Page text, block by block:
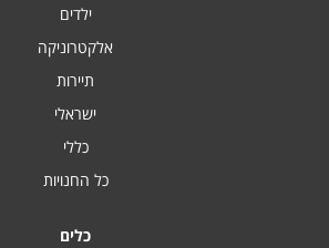
ילדים
אלקטרוניקה
תיירות
ישראלי
כללי
כל החנויות
כלים